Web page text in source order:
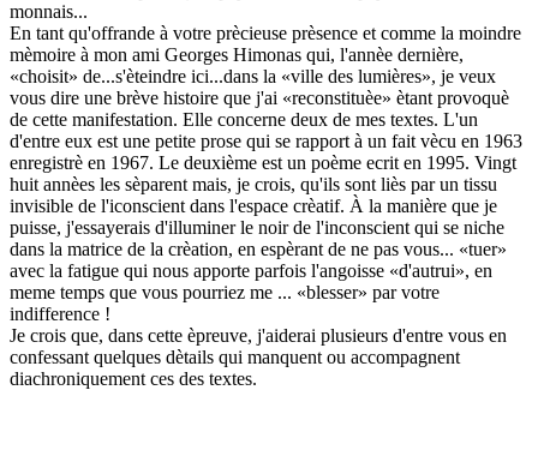
monnais...
En tant qu'offrande à votre prècieuse prèsence et comme la moindre
mèmoire à mon ami Georges Himonas qui, l'annèe dernière,
«choisit» de...s'èteindre ici...dans la «ville des lumières», je veux
vous dire une brève histoire que j'ai «reconstituèe» ètant provoquè
de cette manifestation. Elle concerne deux de mes textes. L'un
d'entre eux est une petite prose qui se rapport à un fait vècu en 1963
enregistrè en 1967. Le deuxième est un poème ecrit en 1995. Vingt
huit annèes les sèparent mais, je crois, qu'ils sont liès par un tissu
invisible de l'iconscient dans l'espace crèatif. À la manière que je
puisse, j'essayerais d'illuminer le noir de l'inconscient qui se niche
dans la matrice de la crèation, en espèrant de ne pas vous... «tuer»
avec la fatigue qui nous apporte parfois l'angoisse «d'autrui», en
meme temps que vous pourriez me ... «blesser» par votre
indifference !
Je crois que, dans cette èpreuve, j'aiderai plusieurs d'entre vous en
confessant quelques dètails qui manquent ou accompagnent
diachroniquement ces des textes.